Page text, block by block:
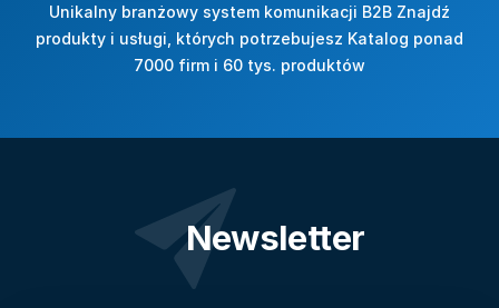
Unikalny branżowy system komunikacji B2B Znajdź
produkty i usługi, których potrzebujesz Katalog ponad
7000 firm i 60 tys. produktów
Newsletter